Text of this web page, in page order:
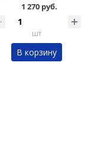
1 270 руб.
шт
В корзину